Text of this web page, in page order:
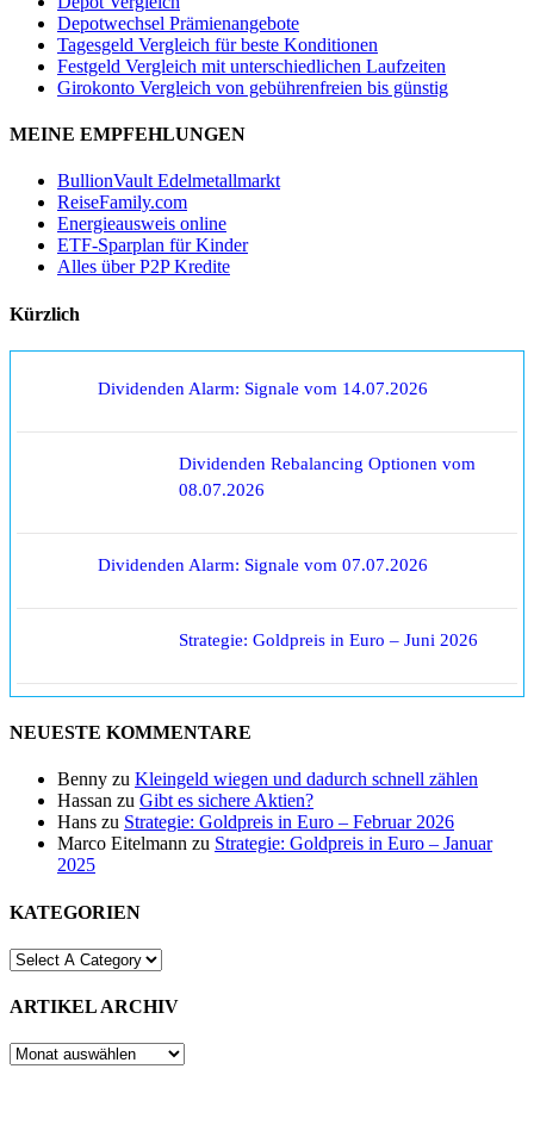
Depotwechsel Prämienangebote
Tagesgeld Vergleich für beste Konditionen
Festgeld Vergleich mit unterschiedlichen Laufzeiten
Girokonto Vergleich von gebührenfreien bis günstig
MEINE EMPFEHLUNGEN
BullionVault Edelmetallmarkt
ReiseFamily.com
Energieausweis online
ETF-Sparplan für Kinder
Alles über P2P Kredite
Kürzlich
Dividenden Alarm: Signale vom 14.07.2026
Dividenden Rebalancing Optionen vom
08.07.2026
Dividenden Alarm: Signale vom 07.07.2026
Strategie: Goldpreis in Euro – Juni 2026
NEUESTE KOMMENTARE
Benny zu Kleingeld wiegen und dadurch schnell zählen
Hassan zu Gibt es sichere Aktien?
Hans zu Strategie: Goldpreis in Euro – Februar 2026
Marco Eitelmann zu Strategie: Goldpreis in Euro – Januar
2025
KATEGORIEN
ARTIKEL ARCHIV
ARTIKEL